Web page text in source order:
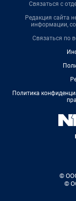
Связаться с
Редакция сайта
информации,
Связаться по
Политика
©
©